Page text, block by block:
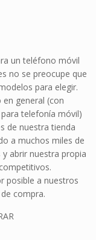
un teléfono móvil
no se preocupe que
para elegir.
general (con
telefonía móvil)
de nuestra tienda
a muchos miles de
abrir nuestra propia
posible a nuestros
compra.